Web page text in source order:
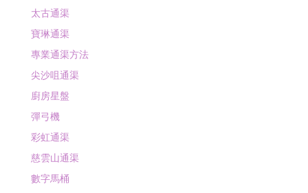
太古通渠
寶琳通渠
專業通渠方法
尖沙咀通渠
廚房星盤
彈弓機
彩虹通渠
慈雲山通渠
數字馬桶